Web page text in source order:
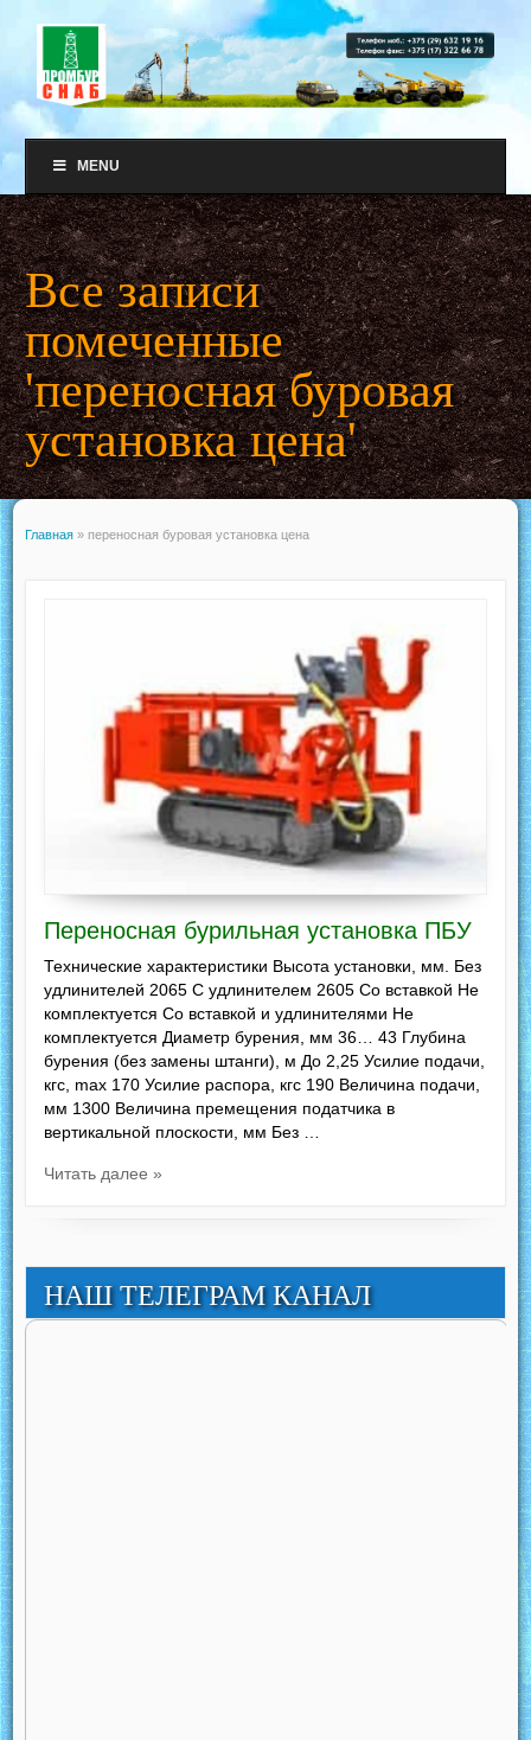
MENU
Все записи
помеченные
'переносная буровая
установка цена'
Главная » переносная буровая установка цена
Переносная бурильная установка ПБУ
Технические характеристики Высота установки, мм. Без
удлинителей 2065 С удлинителем 2605 Со вставкой Не
комплектуется Со вставкой и удлинителями Не
комплектуется Диаметр бурения, мм 36… 43 Глубина
бурения (без замены штанги), м До 2,25 Усилие подачи,
кгс, max 170 Усилие распора, кгс 190 Величина подачи,
мм 1300 Величина премещения податчика в
вертикальной плоскости, мм Без …
Читать далее »
НАШ ТЕЛЕГРАМ КАНАЛ